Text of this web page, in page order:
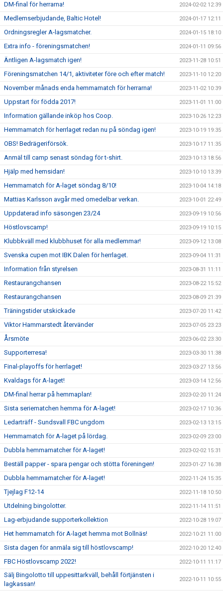
DM-final för herrarna! 2024-02-02 12:39
Medlemserbjudande, Baltic Hotel! 2024-01-17 12:11
Ordningsregler A-lagsmatcher. 2024-01-15 18:10
Extra info - föreningsmatchen! 2024-01-11 09:56
Äntligen A-lagsmatch igen! 2023-11-28 10:51
Föreningsmatchen 14/1, aktiviteter före och efter match! 2023-11-10 12:20
November månads enda hemmamatch för herrarna! 2023-11-02 10:39
Uppstart för födda 2017! 2023-11-01 11:00
Information gällande inköp hos Coop. 2023-10-26 12:23
Hemmamatch för herrlaget redan nu på söndag igen! 2023-10-19 19:35
OBS! Bedrägeriförsök. 2023-10-17 11:35
Anmäl till camp senast söndag för t-shirt. 2023-10-13 18:56
Hjälp med hemsidan! 2023-10-10 13:39
Hemmamatch för A-laget söndag 8/10! 2023-10-04 14:18
Mattias Karlsson avgår med omedelbar verkan. 2023-10-01 22:49
Uppdaterad info säsongen 23/24 2023-09-19 10:56
Höstlovscamp! 2023-09-19 10:15
Klubbkväll med klubbhuset för alla medlemmar! 2023-09-12 13:08
Svenska cupen mot IBK Dalen för herrlaget. 2023-09-04 11:31
Information från styrelsen 2023-08-31 11:11
Restaurangchansen 2023-08-22 15:52
Restaurangchansen 2023-08-09 21:39
Träningstider utskickade 2023-07-20 11:42
Viktor Hammarstedt återvänder 2023-07-05 23:23
Årsmöte 2023-06-02 23:30
Supporterresa! 2023-03-30 11:38
Final-playoffs för herrlaget! 2023-03-27 13:56
Kvaldags för A-laget! 2023-03-14 12:56
DM-final herrar på hemmaplan! 2023-02-20 11:24
Sista seriematchen hemma för A-laget! 2023-02-17 10:36
Ledarträff - Sundsvall FBC ungdom 2023-02-13 13:15
Hemmamatch för A-laget på lördag. 2023-02-09 23:00
Dubbla hemmamatcher för A-laget! 2023-02-02 15:31
Beställ papper - spara pengar och stötta föreningen! 2023-01-27 16:38
Dubbla hemmamatcher för A-laget! 2022-11-24 15:35
Tjejlag F12-14 2022-11-18 10:50
Utdelning bingolotter. 2022-11-14 11:51
Lag-erbjudande supporterkollektion 2022-10-28 19:07
Het hemmamatch för A-laget hemma mot Bollnäs! 2022-10-21 11:00
Sista dagen för anmäla sig till höstlovscamp! 2022-10-20 12:40
FBC Höstlovscamp 2022! 2022-10-11 11:17
Sälj Bingolotto till uppesittarkväll, behåll förtjänsten i
lagkassan!
2022-10-11 10:55